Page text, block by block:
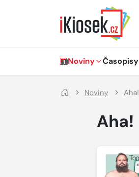
Hlavní navigace
Noviny Časopisy
Noviny Aha!
Aha!